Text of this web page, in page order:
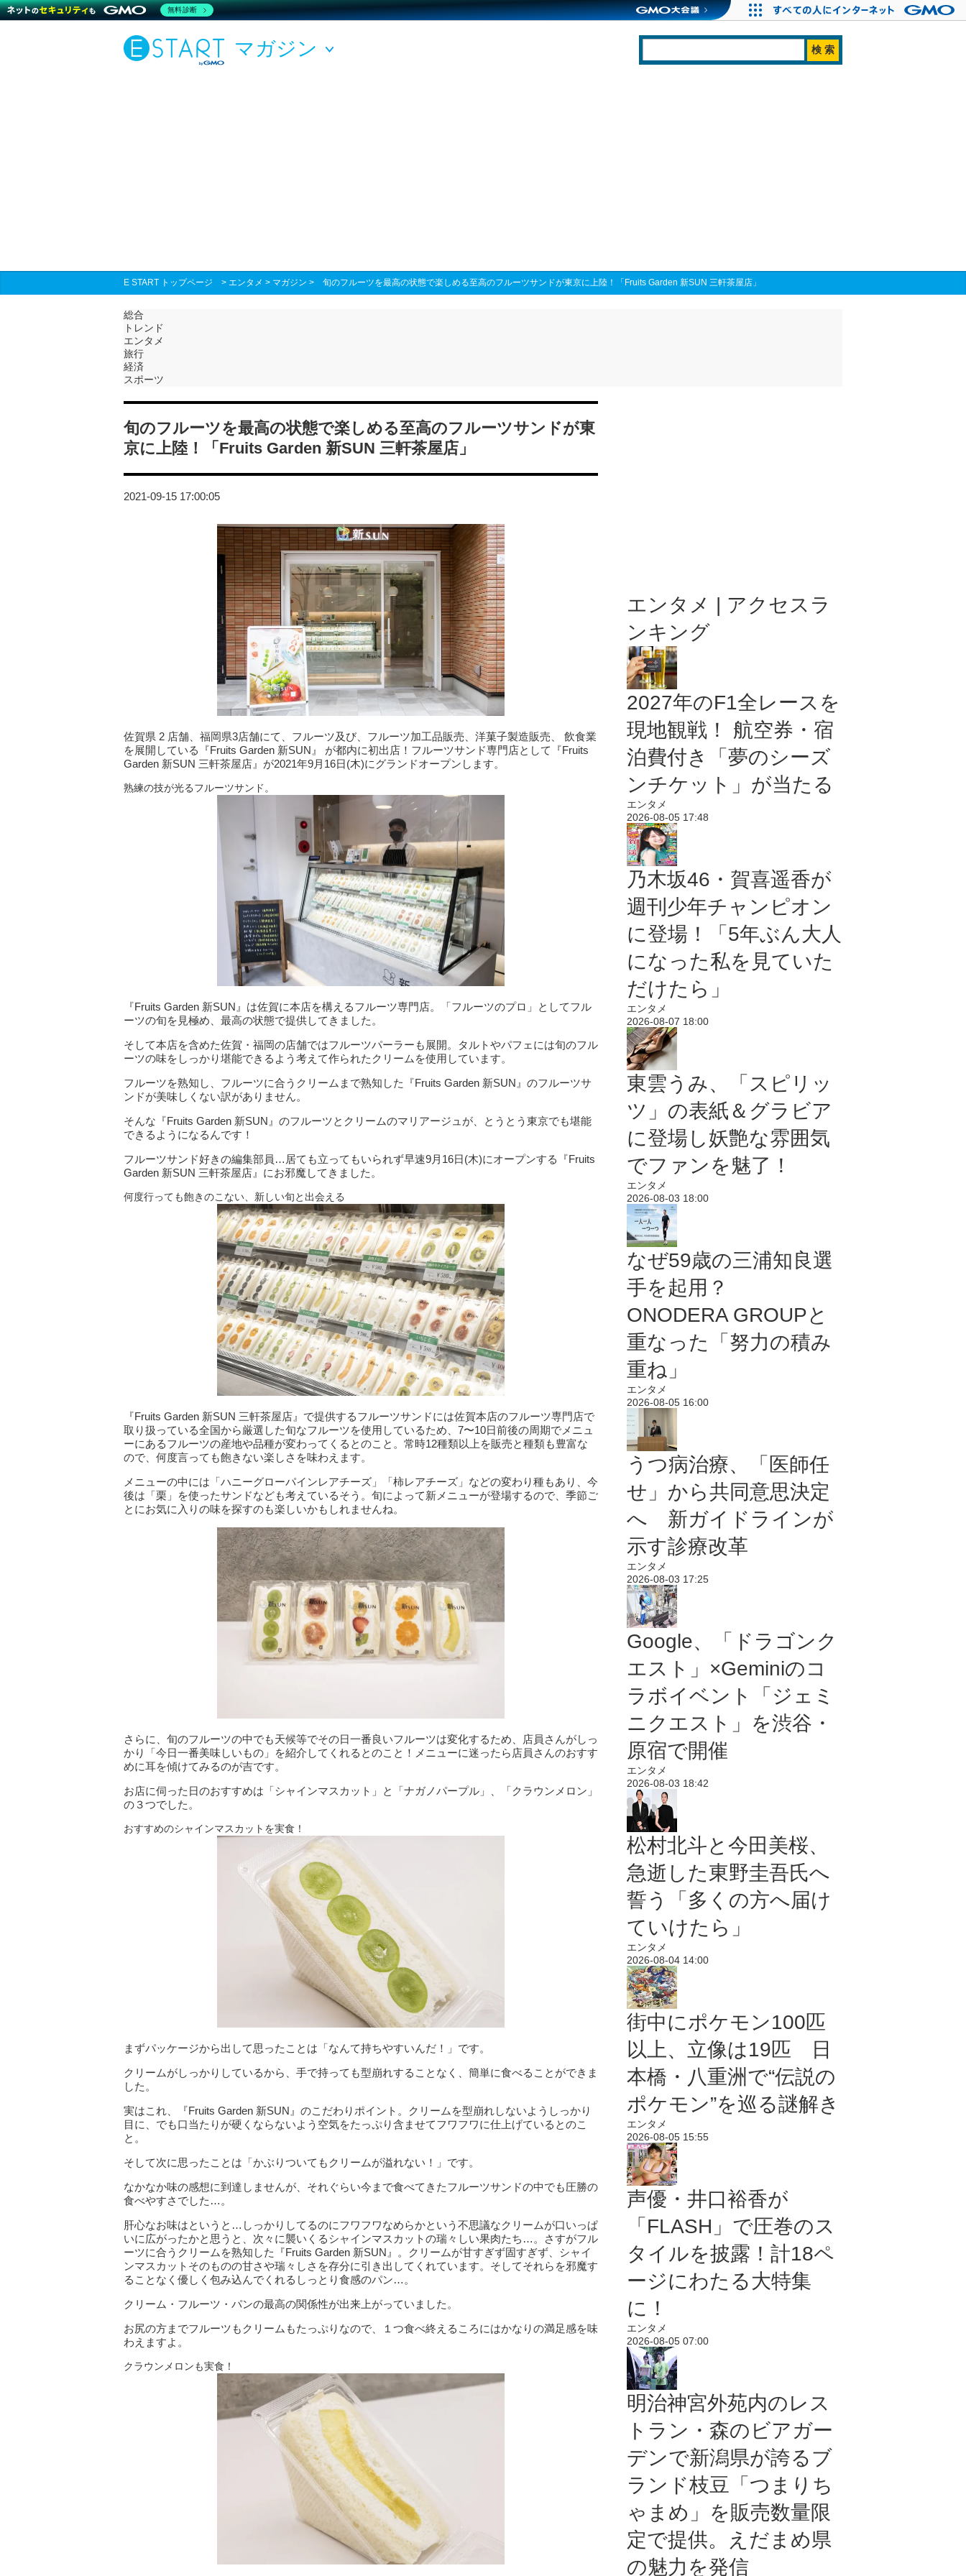
マガジン
E START トップページ > エンタメ > マガジン > 旬のフルーツを最高の状態で楽しめる至高のフルーツサンドが東京に上陸！「Fruits Garden 新SUN 三軒茶屋店」
総合
トレンド
エンタメ
旅行
経済
スポーツ
旬のフルーツを最高の状態で楽しめる至高のフルーツサンドが東
京に上陸！「Fruits Garden 新SUN 三軒茶屋店」
2021-09-15 17:00:05
佐賀県 2 店舗、福岡県3店舗にて、フルーツ及び、フルーツ加工品販売、洋菓子製造販売、 飲食業
を展開している『Fruits Garden 新SUN』 が都内に初出店！フルーツサンド専門店として『Fruits
Garden 新SUN 三軒茶屋店』が2021年9月16日(木)にグランドオープンします。
熟練の技が光るフルーツサンド。
『Fruits Garden 新SUN』は佐賀に本店を構えるフルーツ専門店。「フルーツのプロ」としてフル
ーツの旬を見極め、最高の状態で提供してきました。
そして本店を含めた佐賀・福岡の店舗ではフルーツパーラーも展開。タルトやパフェには旬のフル
ーツの味をしっかり堪能できるよう考えて作られたクリームを使用しています。
フルーツを熟知し、フルーツに合うクリームまで熟知した『Fruits Garden 新SUN』のフルーツサ
ンドが美味しくない訳がありません。
そんな『Fruits Garden 新SUN』のフルーツとクリームのマリアージュが、とうとう東京でも堪能
できるようになるんです！
フルーツサンド好きの編集部員…居ても立ってもいられず早速9月16日(木)にオープンする『Fruits
Garden 新SUN 三軒茶屋店』にお邪魔してきました。
何度行っても飽きのこない、新しい旬と出会える
『Fruits Garden 新SUN 三軒茶屋店』で提供するフルーツサンドには佐賀本店のフルーツ専門店で
取り扱っている全国から厳選した旬なフルーツを使用しているため、7〜10日前後の周期でメニュ
ーにあるフルーツの産地や品種が変わってくるとのこと。常時12種類以上を販売と種類も豊富な
ので、何度言っても飽きない楽しさを味わえます。
メニューの中には「ハニーグローパインレアチーズ」「柿レアチーズ」などの変わり種もあり、今
後は「栗」を使ったサンドなども考えているそう。旬によって新メニューが登場するので、季節ご
とにお気に入りの味を探すのも楽しいかもしれませんね。
さらに、旬のフルーツの中でも天候等でその日一番良いフルーツは変化するため、店員さんがしっ
かり「今日一番美味しいもの」を紹介してくれるとのこと！メニューに迷ったら店員さんのおすす
めに耳を傾けてみるのが吉です。
お店に伺った日のおすすめは「シャインマスカット」と「ナガノパープル」、「クラウンメロン」
の３つでした。
おすすめのシャインマスカットを実食！
まずパッケージから出して思ったことは「なんて持ちやすいんだ！」です。
クリームがしっかりしているから、手で持っても型崩れすることなく、簡単に食べることができま
した。
実はこれ、『Fruits Garden 新SUN』のこだわりポイント。クリームを型崩れしないようしっかり
目に、でも口当たりが硬くならないよう空気をたっぷり含ませてフワフワに仕上げているとのこ
と。
そして次に思ったことは「かぶりついてもクリームが溢れない！」です。
なかなか味の感想に到達しませんが、それぐらい今まで食べてきたフルーツサンドの中でも圧勝の
食べやすさでした…。
肝心なお味はというと…しっかりしてるのにフワフワなめらかという不思議なクリームが口いっぱ
いに広がったかと思うと、次々に襲いくるシャインマスカットの瑞々しい果肉たち…。さすがフル
ーツに合うクリームを熟知した『Fruits Garden 新SUN』。クリームが甘すぎず固すぎず、シャイ
ンマスカットそのものの甘さや瑞々しさを存分に引き出してくれています。そしてそれらを邪魔す
ることなく優しく包み込んでくれるしっとり食感のパン…。
クリーム・フルーツ・パンの最高の関係性が出来上がっていました。
お尻の方までフルーツもクリームもたっぷりなので、１つ食べ終えるころにはかなりの満足感を味
わえますよ。
クラウンメロンも実食！
エンタメ | アクセスラ
ンキング
2027年のF1全レースを
現地観戦！ 航空券・宿
泊費付き「夢のシーズ
ンチケット」が当たる
エンタメ
2026-08-05 17:48
乃木坂46・賀喜遥香が
週刊少年チャンピオン
に登場！「5年ぶん大人
になった私を見ていた
だけたら」
エンタメ
2026-08-07 18:00
東雲うみ、「スピリッ
ツ」の表紙＆グラビア
に登場し妖艶な雰囲気
でファンを魅了！
エンタメ
2026-08-03 18:00
なぜ59歳の三浦知良選
手を起用？
ONODERA GROUPと
重なった「努力の積み
重ね」
エンタメ
2026-08-05 16:00
うつ病治療、「医師任
せ」から共同意思決定
へ 新ガイドラインが
示す診療改革
エンタメ
2026-08-03 17:25
Google、「ドラゴンク
エスト」×Geminiのコ
ラボイベント「ジェミ
ニクエスト」を渋谷・
原宿で開催
エンタメ
2026-08-03 18:42
松村北斗と今田美桜、
急逝した東野圭吾氏へ
誓う「多くの方へ届け
ていけたら」
エンタメ
2026-08-04 14:00
街中にポケモン100匹
以上、立像は19匹 日
本橋・八重洲で“伝説の
ポケモン”を巡る謎解き
エンタメ
2026-08-05 15:55
声優・井口裕香が
「FLASH」で圧巻のス
タイルを披露！計18ペ
ージにわたる大特集
に！
エンタメ
2026-08-05 07:00
明治神宮外苑内のレス
トラン・森のビアガー
デンで新潟県が誇るブ
ランド枝豆「つまりち
ゃまめ」を販売数量限
定で提供。えだまめ県
の魅力を発信
無料診断